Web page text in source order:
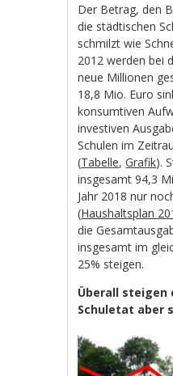
Der Betrag, den
die städtischen
schmilzt wie
2012 werden bei
neue Millionen
18,8 Mio. Euro
konsumtiven
investiven
Schulen im
(Tabelle,Grafik).
insgesamt 94,3
Jahr 2018 nur
(Haushaltsplan
die
insgesamt im
25% steigen.
Überall steigen
Schuletat aber